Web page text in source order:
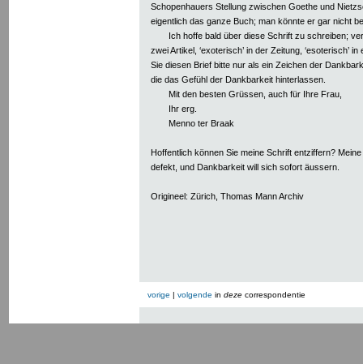
Schopenhauers Stellung zwischen Goethe und
eigentlich das ganze Buch; man könnte er gar nicht
Ich hoffe bald über diese Schrift zu schreiben;
zwei Artikel, ‘exoterisch’ in der Zeitung, ‘esoterisch’
Sie diesen Brief bitte nur als ein Zeichen der
die das Gefühl der Dankbarkeit hinterlassen.
Mit den besten Grüssen, auch für Ihre Frau,
Ihr erg.
Menno ter Braak
Hoffentlich können Sie meine Schrift entziffern?
defekt, und Dankbarkeit will sich sofort äussern.
Origineel: Zürich, Thomas Mann Archiv
vorige | volgende in deze correspondentie